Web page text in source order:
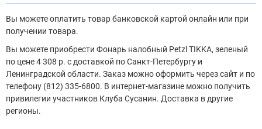
Вы можете оплатить товар банковской картой онлайн или при
получении товара.
Вы можете приобрести Фонарь налобный Petzl TIKKA, зеленый
по цене 4 308 р. с доставкой по Санкт-Петербургу и
Ленинградской области. Заказ можно оформить через сайт и по
телефону (812) 335-6800. В интернет-магазине можно получить
привилегии участников Клуба Сусанин. Доставка в другие
регионы.